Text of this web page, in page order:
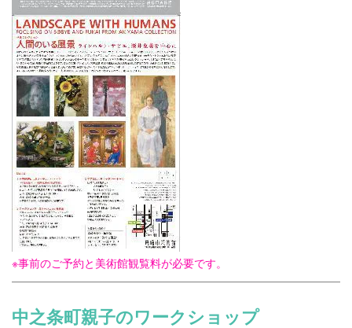
※事前のご予約と美術館観覧料が必要です。
中之条町親子のワークショップ